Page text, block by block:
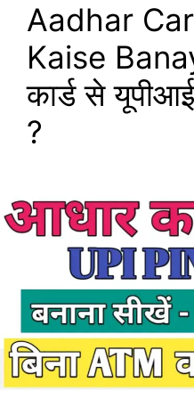
Aadhar
Kaise
कार्ड से
?